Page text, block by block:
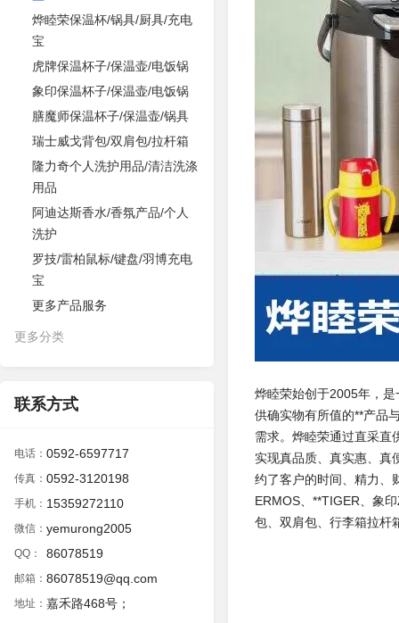
烨睦荣保温杯/锅具/厨具/充电
宝
虎牌保温杯子/保温壶/电饭锅
象印保温杯子/保温壶/电饭锅
膳魔师保温杯子/保温壶/锅具
瑞士威戈背包/双肩包/拉杆箱
隆力奇个人洗护用品/清洁洗涤
用品
阿迪达斯香水/香氛产品/个人
洗护
罗技/雷柏鼠标/键盘/羽博充电
宝
更多产品服务
更多分类
联系方式
电话： 0592-6597717
传真： 0592-3120198
手机： 15359272110
微信： yemurong2005
QQ： 86078519
邮箱： 86078519@qq.com
地址： 嘉禾路468号；
烨睦荣始创于2005年，
供确实物有所值的**产品
需求。烨睦荣通过直采直
实现真品质、真实惠、真
约了客户的时间、精力、
ERMOS、**TIGER、象
包、双肩包、行李箱拉杆